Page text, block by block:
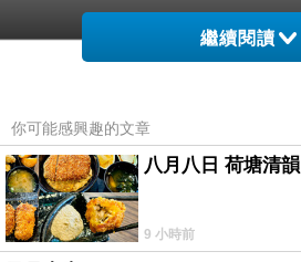
繼續閱讀
你可能感興趣的文章
八月八日 荷塘清韻
9 小時前